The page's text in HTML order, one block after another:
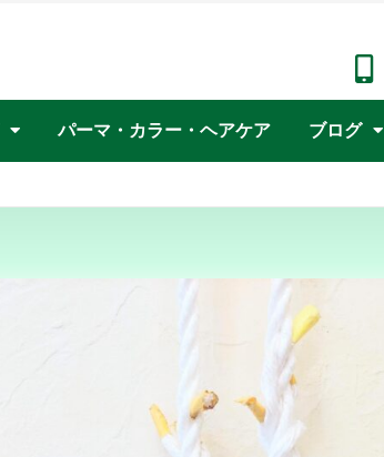
パーマ・カラー・ヘアケア ブログ